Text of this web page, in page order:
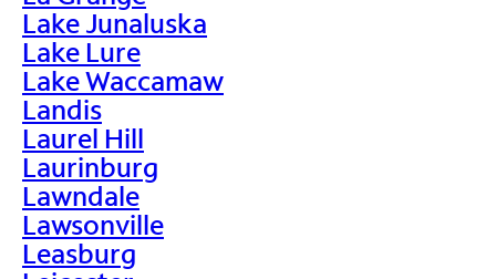
Lake Junaluska
Lake Lure
Lake Waccamaw
Landis
Laurel Hill
Laurinburg
Lawndale
Lawsonville
Leasburg